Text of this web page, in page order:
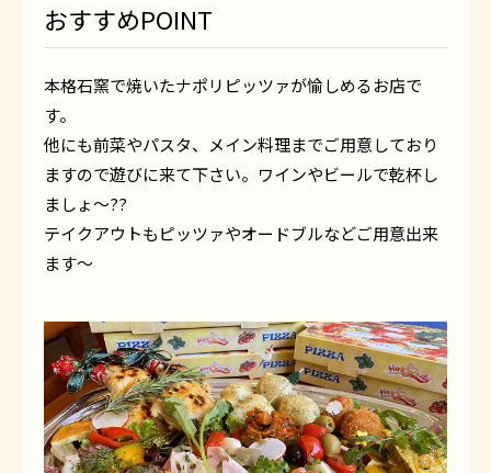
おすすめPOINT
本格石窯で焼いたナポリピッツァが愉しめるお店で
す。
他にも前菜やパスタ、メイン料理までご用意しており
ますので遊びに来て下さい。ワインやビールで乾杯し
ましょ～??
テイクアウトもピッツァやオードブルなどご用意出来
ます～